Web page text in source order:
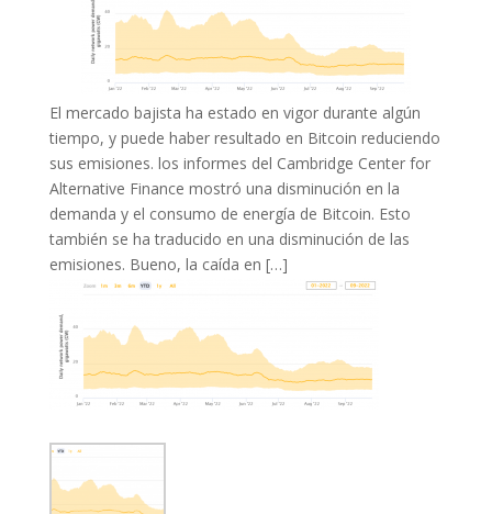
El mercado bajista ha estado en vigor durante algún
tiempo, y puede haber resultado en Bitcoin reduciendo
sus emisiones. los informes del Cambridge Center for
Alternative Finance mostró una disminución en la
demanda y el consumo de energía de Bitcoin. Esto
también se ha traducido en una disminución de las
emisiones. Bueno, la caída en […]